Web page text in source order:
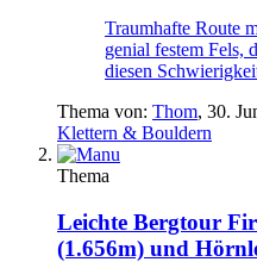
Traumhafte Route
genial festem Fels,
diesen
Thema von: Thom, 30.
Klettern & Bouldern
Thema
Leichte Bergtour
(1.656m) und